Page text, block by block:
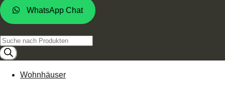
WhatsApp Chat
Products
search
Wohnhäuser